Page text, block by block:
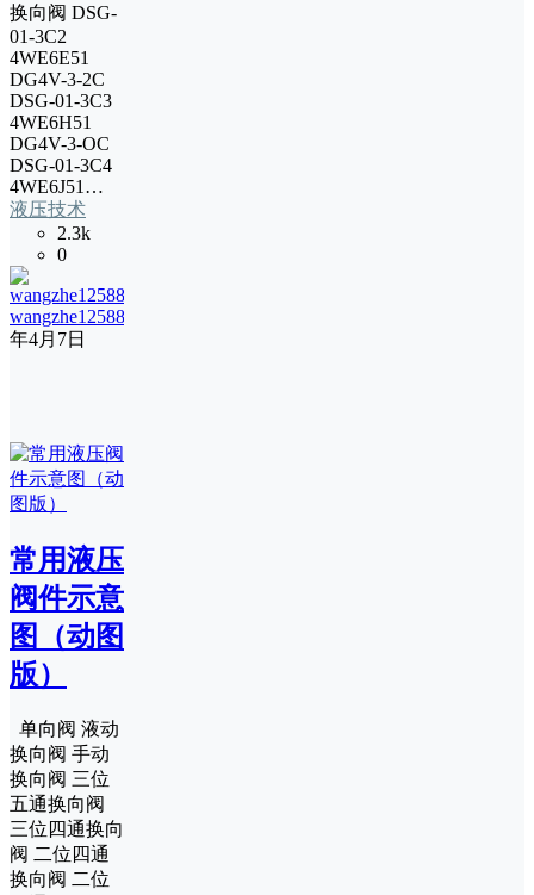
换向阀 DSG-
01-3C2
4WE6E51
DG4V-3-2C
DSG-01-3C3
4WE6H51
DG4V-3-OC
DSG-01-3C4
4WE6J51…
液压技术
2.3k
0
wangzhe12588
年4月7日
常用液压
阀件示意
图（动图
版）
单向阀 液动
换向阀 手动
换向阀 三位
五通换向阀
三位四通换向
阀 二位四通
换向阀 二位